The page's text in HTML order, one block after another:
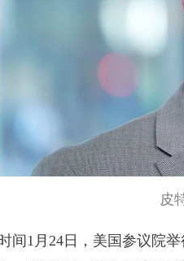
皮
1月24日，美国参议院举